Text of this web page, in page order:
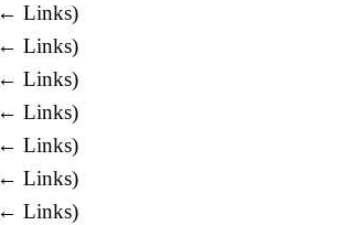
← Links)
← Links)
← Links)
← Links)
← Links)
← Links)
← Links)